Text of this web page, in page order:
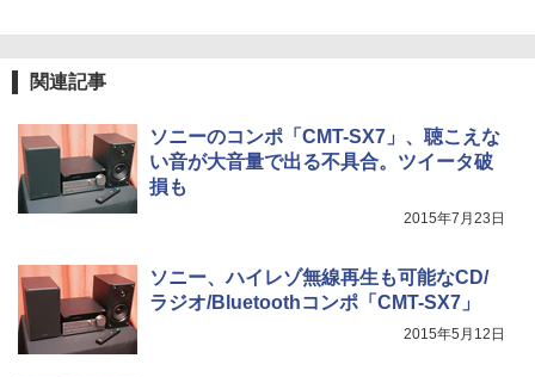
関連記事
ソニーのコンポ「CMT-SX7」、聴こえな
い音が大音量で出る不具合。ツイータ破
損も
2015年7月23日
ソニー、ハイレゾ無線再生も可能なCD/
ラジオ/Bluetoothコンポ「CMT-SX7」
2015年5月12日